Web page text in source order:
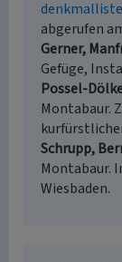
abgerufen
Gerner,
Gefüge,
Possel-
Montabaur.
Schrupp,
Montabaur.
Wiesbaden.